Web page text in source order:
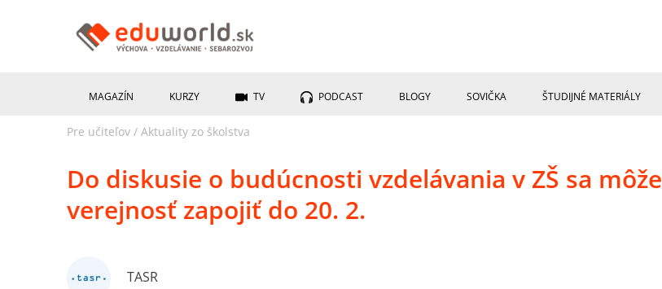
MAGAZÍN KURZY TV PODCAST BLOGY SOVIČKA ŠTUDIJNÉ MATERIÁLY
Pre učiteľov / Aktuality zo školstva
Do diskusie o budúcnosti vzdelávania v ZŠ sa môže
verejnosť zapojiť do 20. 2.
TASR